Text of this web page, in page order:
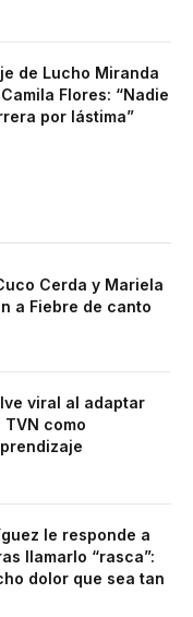
de Lucho Miranda
Flores: “Nadie
por lástima”
Cerda y Mariela
a Fiebre de canto
viral al adaptar
TVN como
le responde a
llamarlo “rasca”:
dolor que sea tan